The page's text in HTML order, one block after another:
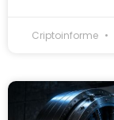
Criptoinforme